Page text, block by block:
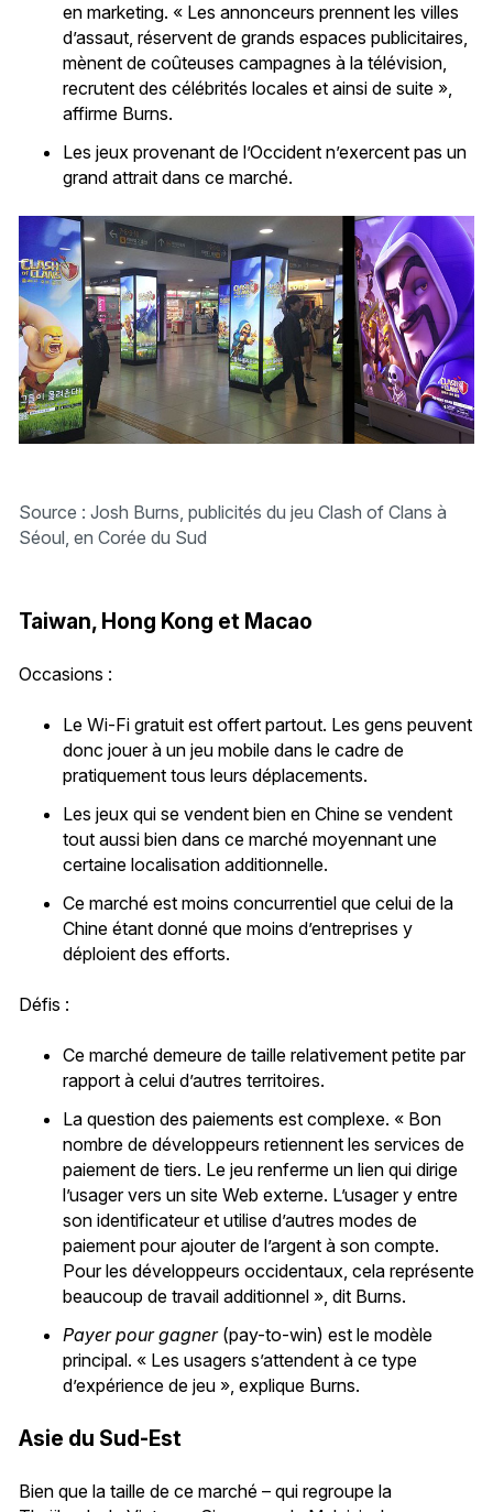
en marketing. « Les annonceurs prennent les villes
d’assaut, réservent de grands espaces publicitaires,
mènent de coûteuses campagnes à la télévision,
recrutent des célébrités locales et ainsi de suite »,
affirme Burns.
Les jeux provenant de l’Occident n’exercent pas un
grand attrait dans ce marché.
Source : Josh Burns, publicités du jeu Clash of Clans à
Séoul, en Corée du Sud
Taiwan, Hong Kong et Macao
Occasions :
Le Wi-Fi gratuit est offert partout. Les gens peuvent
donc jouer à un jeu mobile dans le cadre de
pratiquement tous leurs déplacements.
Les jeux qui se vendent bien en Chine se vendent
tout aussi bien dans ce marché moyennant une
certaine localisation additionnelle.
Ce marché est moins concurrentiel que celui de la
Chine étant donné que moins d’entreprises y
déploient des efforts.
Défis :
Ce marché demeure de taille relativement petite par
rapport à celui d’autres territoires.
La question des paiements est complexe. « Bon
nombre de développeurs retiennent les services de
paiement de tiers. Le jeu renferme un lien qui dirige
l’usager vers un site Web externe. L’usager y entre
son identificateur et utilise d’autres modes de
paiement pour ajouter de l’argent à son compte.
Pour les développeurs occidentaux, cela représente
beaucoup de travail additionnel », dit Burns.
Payer pour gagner(pay-to-win) est le modèle
principal. « Les usagers s’attendent à ce type
d’expérience de jeu », explique Burns.
Asie du Sud-Est
Bien que la taille de ce marché – qui regroupe la